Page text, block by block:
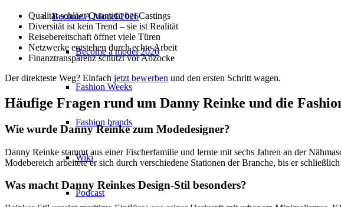
Become A Model 2026
Become a model 2026
Fashion Weeks
Fashion brands
Wiki
Podcast
Qualität schlägt Quantität bei Castings
Diversität ist kein Trend – sie ist Realität
Reisebereitschaft öffnet viele Türen
Netzwerke entstehen durch echte Arbeit
Finanztransparenz schützt vor Abzocke
Der direkteste Weg? Einfach jetzt bewerben und den ersten Schritt wagen.
Häufige Fragen rund um Danny Reinke und die
Wie wurde Danny Reinke zum Modedesigner?
Danny Reinke stammt aus einer Fischerfamilie und lernte mit sechs Jahren an der
Modebereich arbeitete er sich durch verschiedene Stationen der Branche, bis er
Was macht Danny Reinkes Design-Stil besonders?